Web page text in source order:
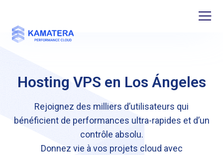
Hosting VPS en Los Ángeles
Rejoignez des milliers d’utilisateurs qui
bénéficient de performances ultra-rapides et d’un
contrôle absolu.
Donnez vie à vos projets cloud avec